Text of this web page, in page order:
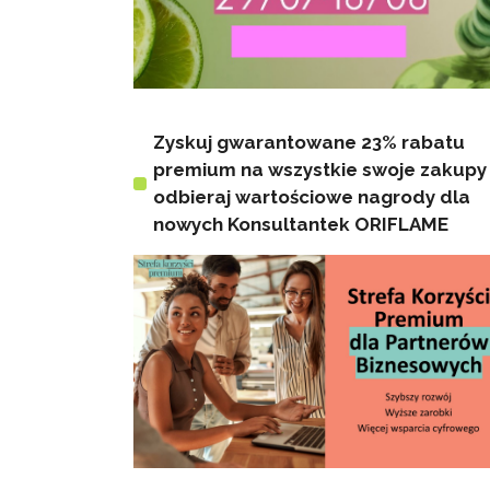
Zyskuj gwarantowane 23% rabatu
premium na wszystkie swoje zakupy
odbieraj wartościowe nagrody dla
nowych Konsultantek ORIFLAME